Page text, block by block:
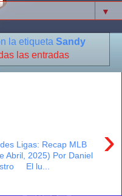
▼
la etiqueta Sandy
las entradas
›
Ligas: Recap MLB
Abril, 2025) Por Daniel
El lu...